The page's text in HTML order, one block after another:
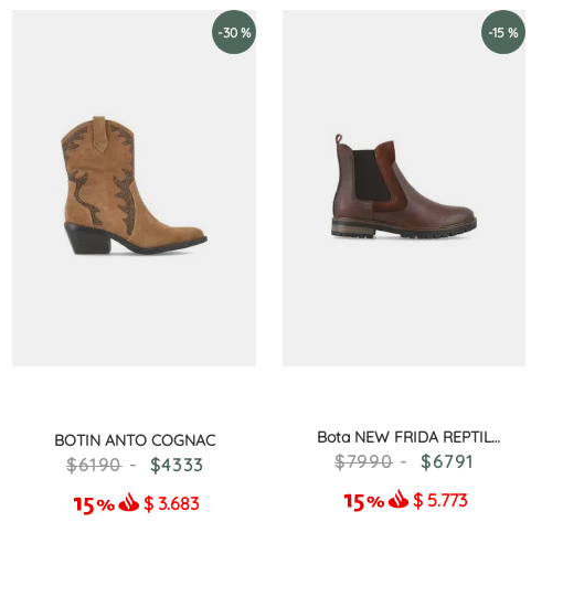
-30 %
BOTIN ANTO COGNAC
6190
4333
$ 3.683
-15 %
Bota NEW FRIDA REPTIL
CHOCOLATE
7990
6791
$ 5.773